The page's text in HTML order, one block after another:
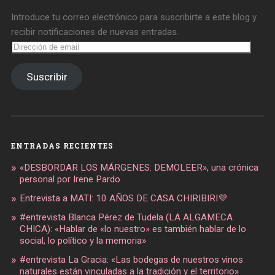
Introduce tu correo electrónico para suscribirte a este blog y
recibir notificaciones de nuevas entradas.
Dirección
de
Suscribir
ENTRADAS RECIENTES
«DESBORDAR LOS MÁRGENES: DEMOLEER», una crónica
personal por Irene Pardo
Entrevista a MATI: 10 AÑOS DE CASA CHIRIBIRI💜
#entrevista Blanca Pérez de Tudela (LA ALGAMECA
CHICA): «Hablar de «lo nuestro» es también hablar de lo
social, lo político y la memoria»
#entrevista La Gracia: «Las bodegas de nuestros vinos
naturales están vinculadas a la tradición y el territorio»